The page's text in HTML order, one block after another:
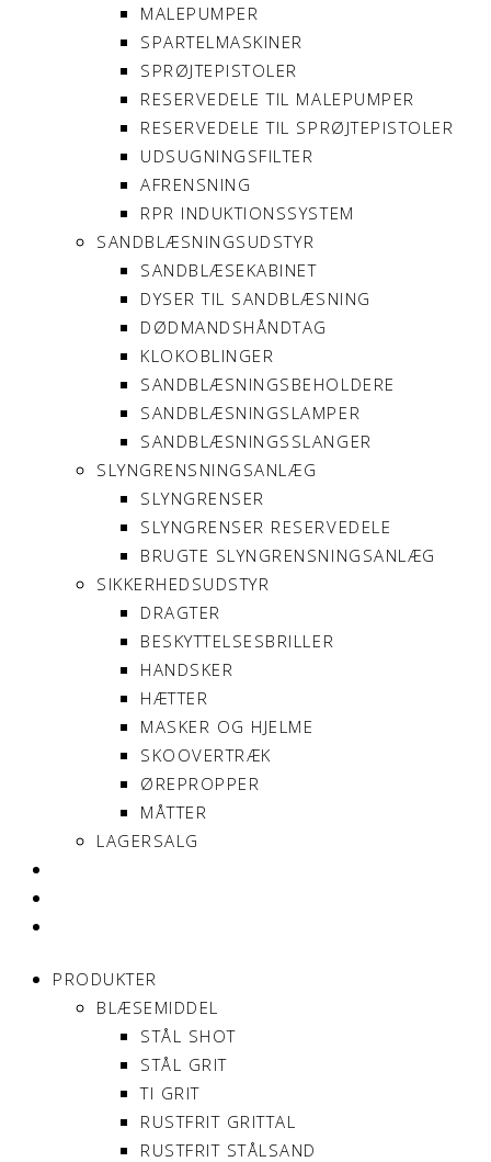
MALEPUMPER
SPARTELMASKINER
SPRØJTEPISTOLER
RESERVEDELE TIL MALEPUMPER
RESERVEDELE TIL SPRØJTEPISTOLER
UDSUGNINGSFILTER
AFRENSNING
RPR INDUKTIONSSYSTEM
SANDBLÆSNINGSUDSTYR
SANDBLÆSEKABINET
DYSER TIL SANDBLÆSNING
DØDMANDSHÅNDTAG
KLOKOBLINGER
SANDBLÆSNINGSBEHOLDERE
SANDBLÆSNINGSLAMPER
SANDBLÆSNINGSSLANGER
SLYNGRENSNINGSANLÆG
SLYNGRENSER
SLYNGRENSER RESERVEDELE
BRUGTE SLYNGRENSNINGSANLÆG
SIKKERHEDSUDSTYR
DRAGTER
BESKYTTELSESBRILLER
HANDSKER
HÆTTER
MASKER OG HJELME
SKOOVERTRÆK
ØREPROPPER
MÅTTER
LAGERSALG
PRODUKTER
BLÆSEMIDDEL
STÅL SHOT
STÅL GRIT
TI GRIT
RUSTFRIT GRITTAL
RUSTFRIT STÅLSAND